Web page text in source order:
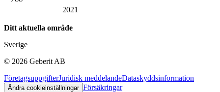
2021
Ditt aktuella område
Sverige
© 2026 Geberit AB
FöretagsuppgifterJuridisk meddelandeDataskyddsinformation
Ändra cookieinställningar Försäkringar